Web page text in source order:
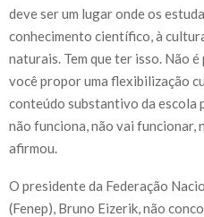
deve ser um lugar onde os
conhecimento científico, à
naturais. Tem que ter isso. Não
você propor uma flexibilização
conteúdo substantivo da escola
não funciona, não vai funcionar,
afirmou.
O presidente da Federação
(Fenep), Bruno Eizerik, não